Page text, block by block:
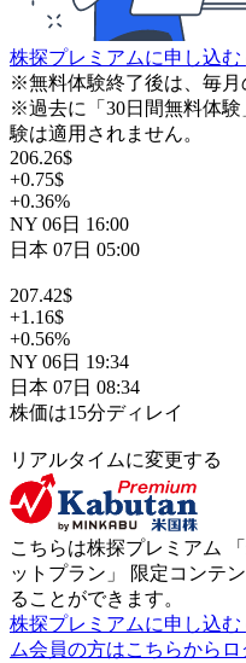
株探プレミアムに申し込む
※無料体験終了後は、毎月
※過去に「30日間無料体
験は適用されません。
206.26$
+0.75$
+0.36%
NY 06日 16:00
日本 07日 05:00
207.42$
+1.16$
+0.56%
NY 06日 19:34
日本 07日 08:34
株価は15分ディレイ
リアルタイムに変更する
こちらは株探プレミアム 「
ットプラン 」 限定コンテ
ることができます。
株探プレミアムに申し込む
ム会員の方はこちらからロ